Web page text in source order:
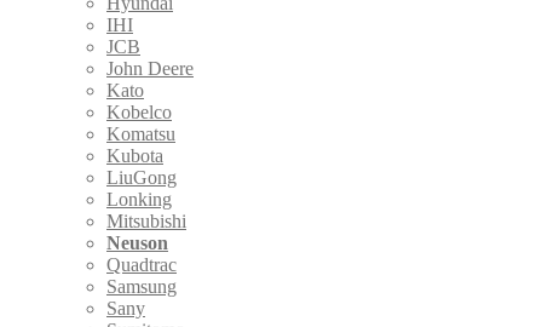
IHI
JCB
John Deere
Kato
Kobelco
Komatsu
Kubota
LiuGong
Lonking
Mitsubishi
Neuson
Quadtrac
Samsung
Sany